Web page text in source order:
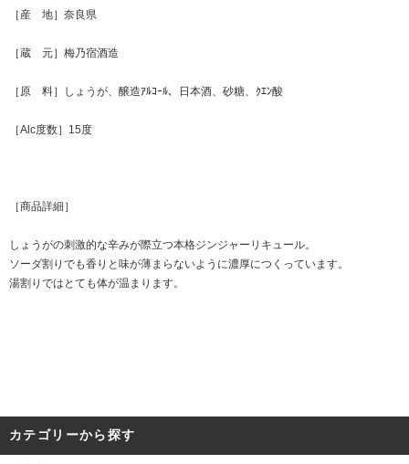
［産 地］奈良県
［蔵 元］梅乃宿酒造
［原 料］しょうが、醸造ｱﾙｺｰﾙ、日本酒、砂糖、ｸｴﾝ酸
［Alc度数］15度
［商品詳細］
しょうがの刺激的な辛みが際立つ本格ジンジャーリキュール。
ソーダ割りでも香りと味が薄まらないように濃厚につくっています。
湯割りではとても体が温まります。
カテゴリーから探す